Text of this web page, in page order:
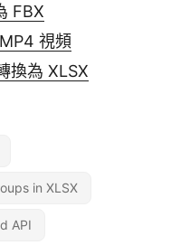
FBX
視頻
換為 XLSX
in XLSX
API